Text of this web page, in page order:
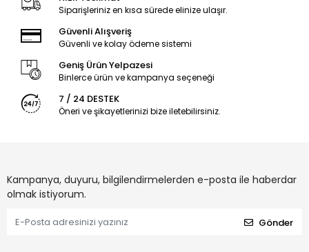
Siparişleriniz en kısa sürede elinize ulaşır.
Güvenli Alışveriş
Güvenli ve kolay ödeme sistemi
Geniş Ürün Yelpazesi
Binlerce ürün ve kampanya seçeneği
7 / 24 DESTEK
Öneri ve şikayetlerinizi bize iletebilirsiniz.
Kampanya, duyuru, bilgilendirmelerden e-posta ile haberdar
olmak istiyorum.
Gönder